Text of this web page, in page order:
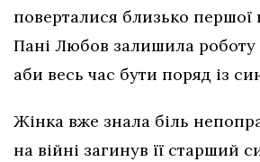
поверталися близько першої
Пані Любов залишила роботу
аби весь час бути поряд із
Жінка вже знала біль
на війні загинув її старший